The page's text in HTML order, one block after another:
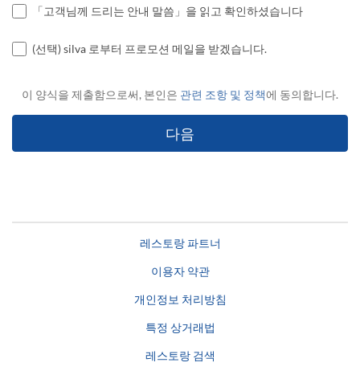
「고객님께 드리는 안내 말씀」을 읽고 확인하셨습니다
(선택) silva 로부터 프로모션 메일을 받겠습니다.
이 양식을 제출함으로써, 본인은 관련 조항 및 정책에 동의합니다.
레스토랑 파트너
이용자 약관
개인정보 처리방침
특정 상거래법
레스토랑 검색